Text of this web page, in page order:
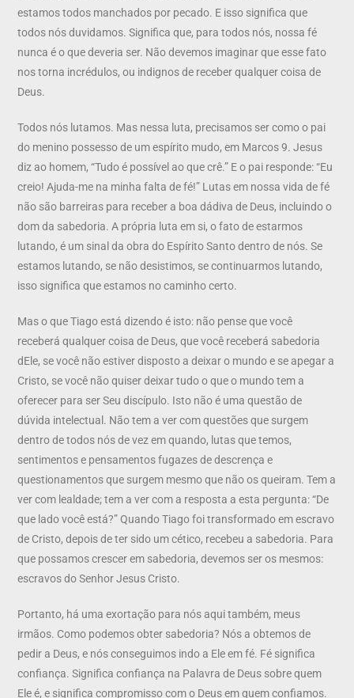
estamos todos manchados por pecado. E isso significa que
todos nós duvidamos. Significa que, para todos nós, nossa fé
nunca é o que deveria ser. Não devemos imaginar que esse fato
nos torna incrédulos, ou indignos de receber qualquer coisa de
Deus.
Todos nós lutamos. Mas nessa luta, precisamos ser como o pai
do menino possesso de um espírito mudo, em Marcos 9. Jesus
diz ao homem, “Tudo é possível ao que crê.” E o pai responde: “Eu
creio! Ajuda-me na minha falta de fé!” Lutas em nossa vida de fé
não são barreiras para receber a boa dádiva de Deus, incluindo o
dom da sabedoria. A própria luta em si, o fato de estarmos
lutando, é um sinal da obra do Espírito Santo dentro de nós. Se
estamos lutando, se não desistimos, se continuarmos lutando,
isso significa que estamos no caminho certo.
Mas o que Tiago está dizendo é isto: não pense que você
receberá qualquer coisa de Deus, que você receberá sabedoria
dEle, se você não estiver disposto a deixar o mundo e se apegar a
Cristo, se você não quiser deixar tudo o que o mundo tem a
oferecer para ser Seu discípulo. Isto não é uma questão de
dúvida intelectual. Não tem a ver com questões que surgem
dentro de todos nós de vez em quando, lutas que temos,
sentimentos e pensamentos fugazes de descrença e
questionamentos que surgem mesmo que não os queiram. Tem a
ver com lealdade; tem a ver com a resposta a esta pergunta: “De
que lado você está?” Quando Tiago foi transformado em escravo
de Cristo, depois de ter sido um cético, recebeu a sabedoria. Para
que possamos crescer em sabedoria, devemos ser os mesmos:
escravos do Senhor Jesus Cristo.
Portanto, há uma exortação para nós aqui também, meus
irmãos. Como podemos obter sabedoria? Nós a obtemos de
pedir a Deus, e nós conseguimos indo a Ele em fé. Fé significa
confiança. Significa confiança na Palavra de Deus sobre quem
Ele é, e significa compromisso com o Deus em quem confiamos.